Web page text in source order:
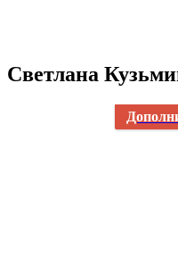
Светлана